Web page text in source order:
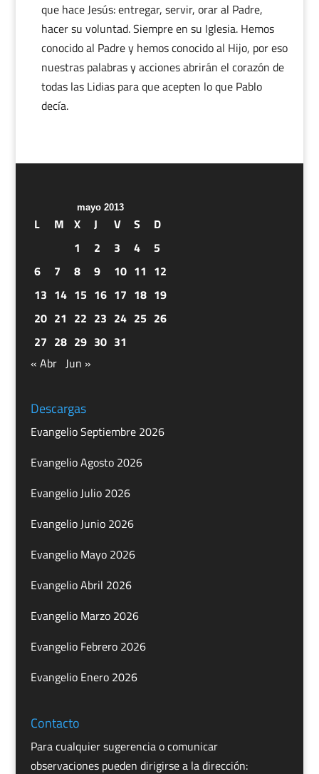
que hace Jesús: entregar, servir, orar al Padre,
hacer su voluntad. Siempre en su Iglesia. Hemos
conocido al Padre y hemos conocido al Hijo, por eso
nuestras palabras y acciones abrirán el corazón de
todas las Lidias para que acepten lo que Pablo
decía.
mayo 2013
L M X J V S
D
1
2 3 4
5
6
7 8 9 10 11 12
13 14 15 16 17 18 19
20 21 22 23 24 25 26
27 28 29 30 31
« Abr Jun »
Descargas
Evangelio Septiembre 2026
Evangelio Agosto 2026
Evangelio Julio 2026
Evangelio Junio 2026
Evangelio Mayo 2026
Evangelio Abril 2026
Evangelio Marzo 2026
Evangelio Febrero 2026
Evangelio Enero 2026
Contacto
Para cualquier sugerencia o comunicar
observaciones pueden dirigirse a la dirección: